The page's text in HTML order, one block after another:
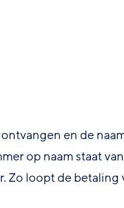
en de
op naam staat
Zo loopt de betaling